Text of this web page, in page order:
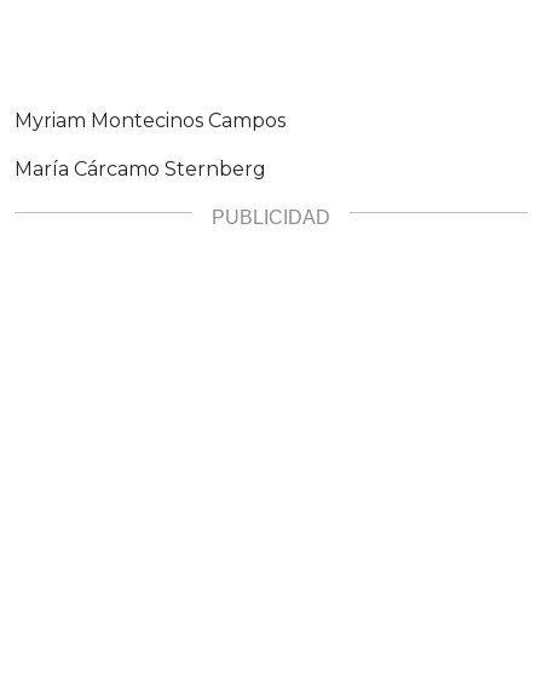
Myriam Montecinos Campos
María Cárcamo Sternberg